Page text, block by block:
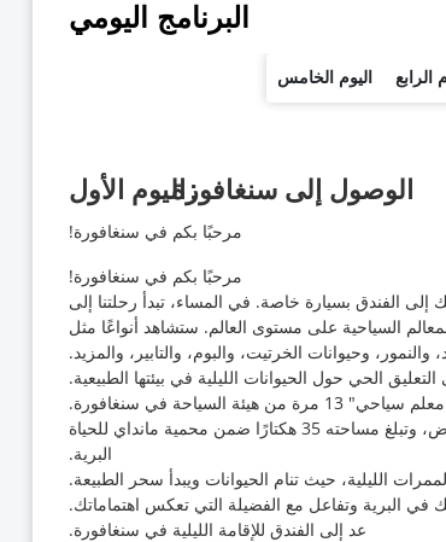
البرنامج اليومي
الرابع اليوم الخامس
اليوم الأولالوصول إلى سنغافورة
مرحبًا بكم في سنغافورة!
مرحبًا بكم في سنغافورة!
الفندق بسيارة خاصة. في المساء، تبدأ رحلتنا إلى
السياحية على مستوى العالم. ستشاهد أنواعًا مثل
والنمور، وحيوانات الخرتيت، والبوم، والتابير، والمزيد.
الحي حول الحيوانات الليلية في بيئتها الطبيعية.
في سنغافورة.
يضم المنتزه أكثر من 900 حيوان ينتمون إلى نحو 100 نوع، 41% منها مهدد بالانقراض، وتبلغ مساحته 35 هكتارًا ضمن محمية مانداي للحياة
البرية.
الليلية، حيث تنام الحيوانات ويبدأ سحر الطبيعة.
في البرية وتفاعل مع الفضيلة التي تعكس اهتماماتك.
عد إلى الفندق للإقامة الليلية في سنغافورة.